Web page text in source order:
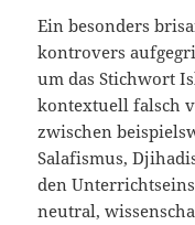
Ein besonders
kontrovers
um das Stichwort
kontextuell falsch
zwischen
Salafismus,
den
neutral,